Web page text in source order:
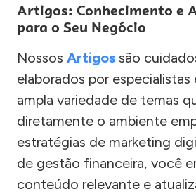
Artigos: Conhecimento e
para o Seu Negócio
Nossos Artigos são
elaborados por especialistas
ampla variedade de temas
diretamente o ambiente
estratégias de marketing
de gestão financeira, você
conteúdo relevante e